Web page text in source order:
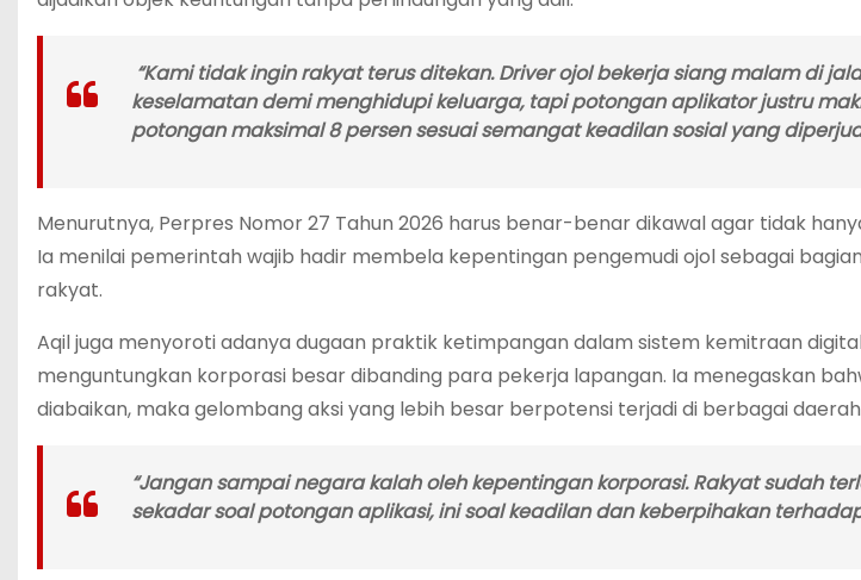
“Kami tidak ingin rakyat terus ditekan. Driver ojol bekerja siang malam di
keselamatan demi menghidupi keluarga, tapi potongan aplikator justru
potongan maksimal 8 persen sesuai semangat keadilan sosial yang
Menurutnya, Perpres Nomor 27 Tahun 2026 harus benar-benar dikawal agar tidak
Ia menilai pemerintah wajib hadir membela kepentingan pengemudi ojol sebagai
rakyat.
Aqil juga menyoroti adanya dugaan praktik ketimpangan dalam sistem kemitraan
menguntungkan korporasi besar dibanding para pekerja lapangan. Ia menegaskan
diabaikan, maka gelombang aksi yang lebih besar berpotensi terjadi di berbagai
“Jangan sampai negara kalah oleh kepentingan korporasi. Rakyat sudah
sekadar soal potongan aplikasi, ini soal keadilan dan keberpihakan